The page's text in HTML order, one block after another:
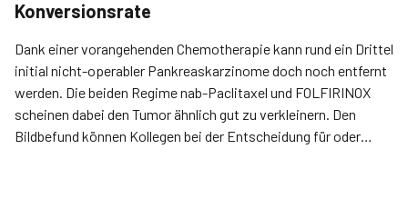
Konversionsrate
Dank einer vorangehenden Chemotherapie kann rund ein Drittel
initial nicht-operabler Pankreaskarzinome doch noch entfernt
werden. Die beiden Regime nab-­Paclitaxel und FOLFIRINOX
scheinen dabei den Tumor ähnlich gut zu verkleinern. Den
Bildbefund können Kollegen bei der Entscheidung für oder